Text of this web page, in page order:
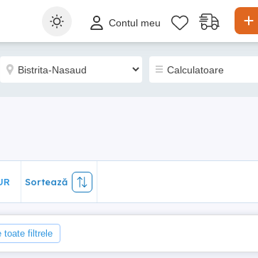
Contul meu
Sortează
Sortează
toate filtrele